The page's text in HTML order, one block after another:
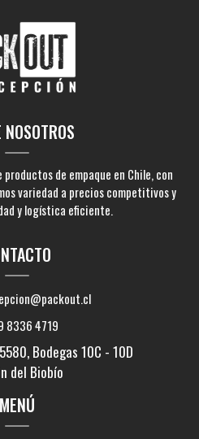
NOSOTROS
de empaque en Chile, con
variedad a precios competitivos y
y logística eficiente.
8336 4719
Bodegas 10C - 10D
del Biobío
MENÚ